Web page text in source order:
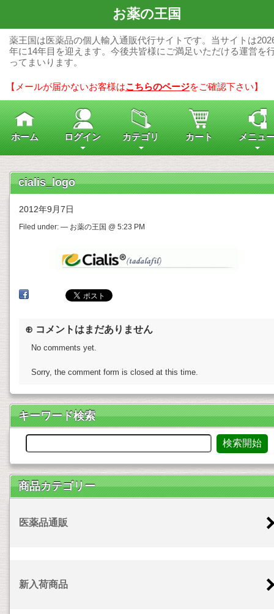
お薬の王国
薬王国は医薬品の個人輸入通販代行サイトです。当サイトは
年に14年目を迎えます。今後共皆様にご満足いただける運営を
ってまいります。
【メールが届かないお客様はこちらのページをご確認下さい】
ホーム ログイン カテゴリ カート メニュ
cialis_logo
2012年9月7日
Filed under: — お薬の王国 @ 5:23 PM
⊕ コメントはまだありません
No comments yet.
Sorry, the comment form is closed at this time.
キーワード検索
商品カテゴリー
医薬品通販
新入荷商品